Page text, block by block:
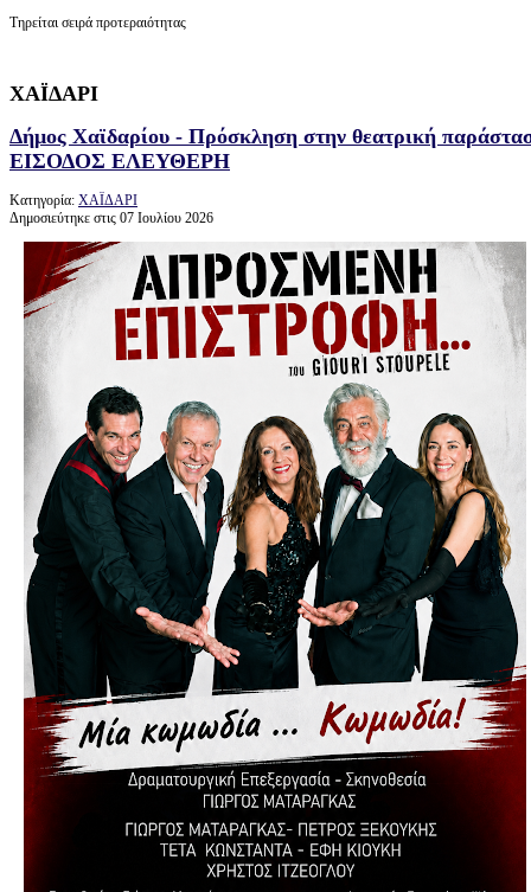
Τηρείται σειρά προτεραιότητας
ΧΑΪΔΑΡΙ
Δήμος Χαϊδαρίου - Πρόσκληση στην θεατρική
ΕΙΣΟΔΟΣ ΕΛΕΥΘΕΡΗ
Κατηγορία: ΧΑΪΔΑΡΙ
Δημοσιεύτηκε στις 07 Ιουλίου 2026